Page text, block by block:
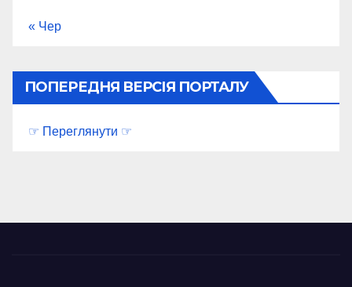
« Чер
ПОПЕРЕДНЯ ВЕРСІЯ ПОРТАЛУ
☞ Переглянути ☞